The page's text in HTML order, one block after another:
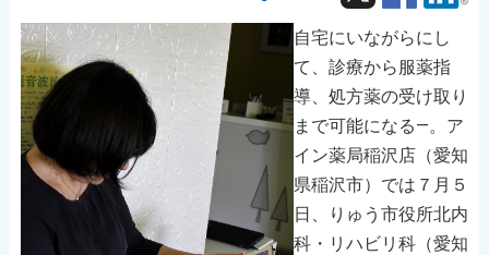
自宅にいながらにし
て、診療から服薬指
導、処方薬の受け取り
まで可能になる―。ア
イン薬局稲沢店（愛知
県稲沢市）では７月５
日、りゅう市役所北内
科・リハビリ科（愛知